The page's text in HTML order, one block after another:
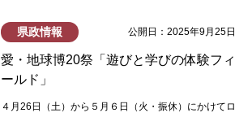
県政情報 公開日：2025年9月25日
愛・地球博20祭「遊びと学びの体験フィ
ールド」
４月26日（土）から５月６日（火・振休）にかけてロ